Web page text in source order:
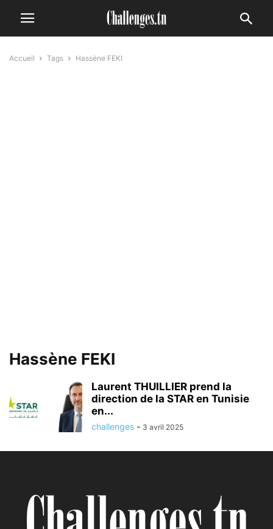
Accueil Tags Hassène FEKI
Hassène FEKI
Laurent THUILLIER prend la
direction de la STAR en Tunisie
en...
challenges - 3 avril 2025